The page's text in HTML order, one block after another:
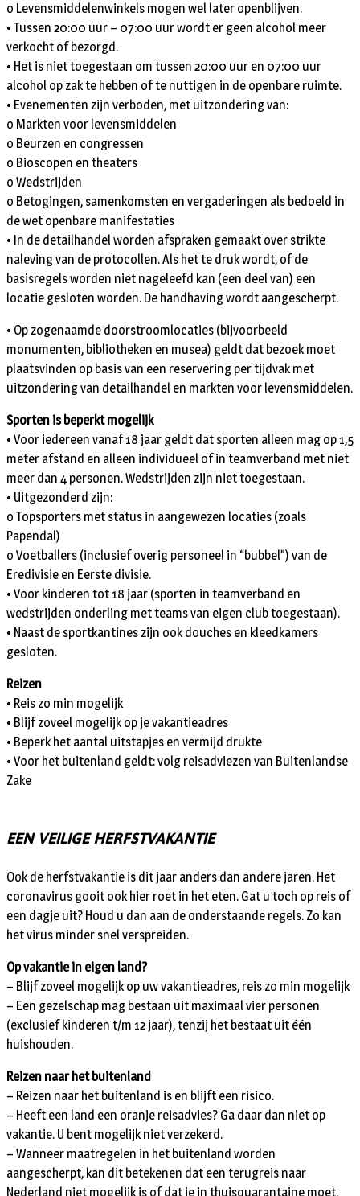
o Levensmiddelenwinkels mogen wel later openblijven.
• Tussen 20:00 uur – 07:00 uur wordt er geen alcohol meer
verkocht of bezorgd.
• Het is niet toegestaan om tussen 20:00 uur en 07:00 uur
alcohol op zak te hebben of te nuttigen in de openbare ruimte.
• Evenementen zijn verboden, met uitzondering van:
o Markten voor levensmiddelen
o Beurzen en congressen
o Bioscopen en theaters
o Wedstrijden
o Betogingen, samenkomsten en vergaderingen als bedoeld in
de wet openbare manifestaties
• In de detailhandel worden afspraken gemaakt over strikte
naleving van de protocollen. Als het te druk wordt, of de
basisregels worden niet nageleefd kan (een deel van) een
locatie gesloten worden. De handhaving wordt aangescherpt.
• Op zogenaamde doorstroomlocaties (bijvoorbeeld
monumenten, bibliotheken en musea) geldt dat bezoek moet
plaatsvinden op basis van een reservering per tijdvak met
uitzondering van detailhandel en markten voor levensmiddelen.
Sporten is beperkt mogelijk
• Voor iedereen vanaf 18 jaar geldt dat sporten alleen mag op 1,5
meter afstand en alleen individueel of in teamverband met niet
meer dan 4 personen. Wedstrijden zijn niet toegestaan.
• Uitgezonderd zijn:
o Topsporters met status in aangewezen locaties (zoals
Papendal)
o Voetballers (inclusief overig personeel in “bubbel”) van de
Eredivisie en Eerste divisie.
• Voor kinderen tot 18 jaar (sporten in teamverband en
wedstrijden onderling met teams van eigen club toegestaan).
• Naast de sportkantines zijn ook douches en kleedkamers
gesloten.
Reizen
• Reis zo min mogelijk
• Blijf zoveel mogelijk op je vakantieadres
• Beperk het aantal uitstapjes en vermijd drukte
• Voor het buitenland geldt: volg reisadviezen van Buitenlandse
Zake
EEN VEILIGE HERFSTVAKANTIE
Ook de herfstvakantie is dit jaar anders dan andere jaren. Het
coronavirus gooit ook hier roet in het eten. Gat u toch op reis of
een dagje uit? Houd u dan aan de onderstaande regels. Zo kan
het virus minder snel verspreiden.
Op vakantie in eigen land?
– Blijf zoveel mogelijk op uw vakantieadres, reis zo min mogelijk
– Een gezelschap mag bestaan uit maximaal vier personen
(exclusief kinderen t/m 12 jaar), tenzij het bestaat uit één
huishouden.
Reizen naar het buitenland
– Reizen naar het buitenland is en blijft een risico.
– Heeft een land een oranje reisadvies? Ga daar dan niet op
vakantie. U bent mogelijk niet verzekerd.
– Wanneer maatregelen in het buitenland worden
aangescherpt, kan dit betekenen dat een terugreis naar
Nederland niet mogelijk is of dat je in thuisquarantaine moet.